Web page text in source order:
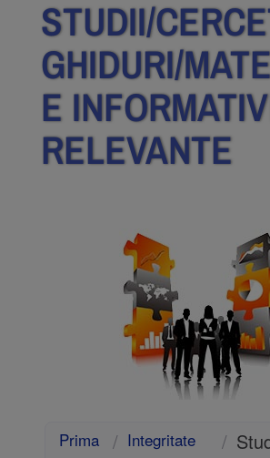
STUDII/
GHIDURI/
E
RELEVANTE
Prima / Integritate
/